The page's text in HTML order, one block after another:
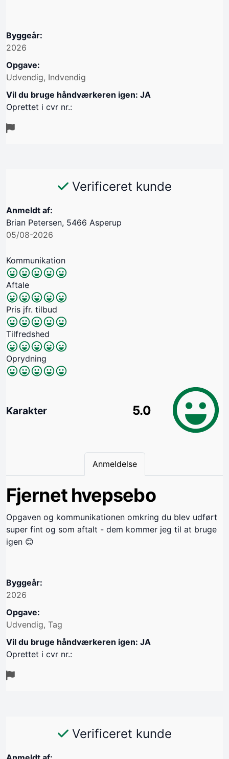
Byggeår:
2026
Opgave:
Udvendig, Indvendig
Vil du bruge håndværkeren igen: JA
Oprettet i cvr nr.:
Verificeret kunde
Anmeldt af:
Brian Petersen, 5466 Asperup
05/08-2026
Kommunikation
Aftale
Pris jfr. tilbud
Tilfredshed
Oprydning
Karakter 5.0
Anmeldelse
Fjernet hvepsebo
Opgaven og kommunikationen omkring du blev udført
super fint og som aftalt - dem kommer jeg til at bruge
igen 😊
Byggeår:
2026
Opgave:
Udvendig, Tag
Vil du bruge håndværkeren igen: JA
Oprettet i cvr nr.:
Verificeret kunde